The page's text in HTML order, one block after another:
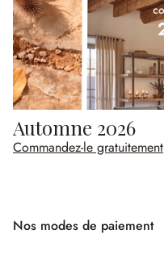
Automne 2026
Commandez-le gratuitement
Nos modes de paiement